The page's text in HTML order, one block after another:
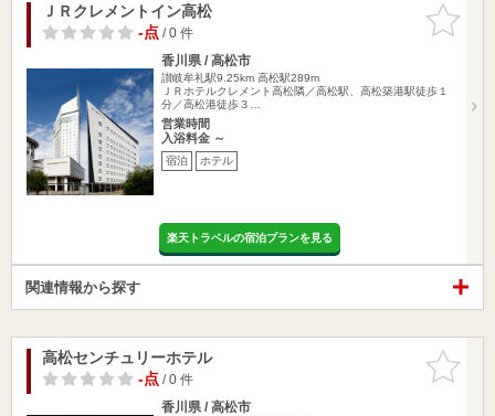
お気に入
りに追加
ＪＲクレメントイン高松
-点/ 0 件
香川県 / 高松市
讃岐牟礼駅9.25km 高松駅289m
ＪＲホテルクレメント高松隣／高松駅、高松築港駅徒歩１
分／高松港徒歩３…
営業時間
入浴料金 ～
宿泊 ホテル
楽天トラベルの宿泊プランを見る
関連情報から探す
お気に入
りに追加
高松センチュリーホテル
-点/ 0 件
香川県 / 高松市